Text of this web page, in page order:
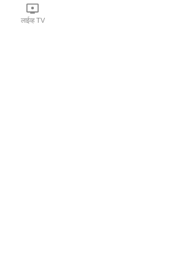
लाईव्ह TV